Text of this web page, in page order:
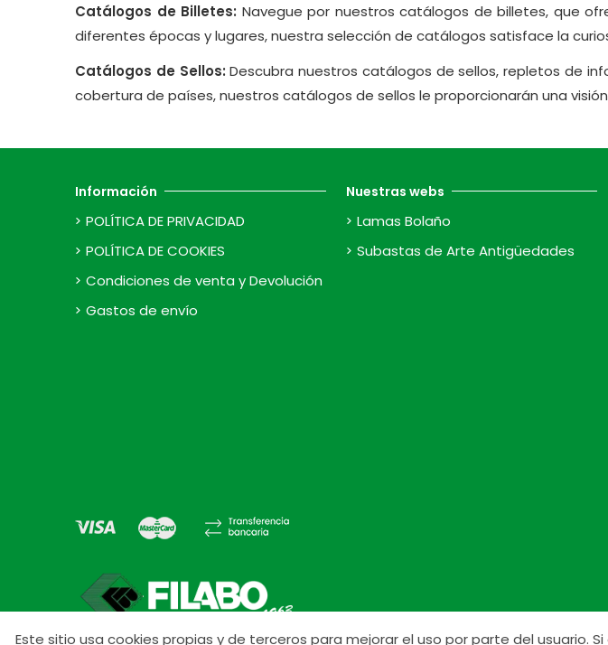
Catálogos de Billetes: Navegue por nuestros catálogos de billetes, que
diferentes épocas y lugares, nuestra selección de catálogos satisface la
Catálogos de Sellos:Descubra nuestros catálogos de sellos, repletos de
cobertura de países, nuestros catálogos de sellos le proporcionarán una
Información
POLÍTICA DE PRIVACIDAD
POLÍTICA DE COOKIES
Condiciones de venta y Devolución
Gastos de envío
Nuestras webs
Lamas Bolaño
Subastas de Arte Antigüedades
Este sitio usa cookies propias y de terceros para mejorar el uso por parte del usuario.